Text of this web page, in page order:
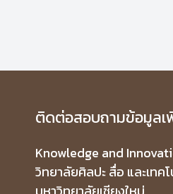
ฝ่ายบริหารจัดการและฝ่ายปฏิบัติ
พัฒน์ คณะแพทยศาสตร์ มหาวิทยา
(Innovation Learning Center,
204+C206 วิทยาลัยศิลปะ สื่อ แล
เชียงใหม่
ติดต่อสอบถามข้อมูลเ
Knowledge and
วิทยาลัยศิลปะ สื่อ และเทค